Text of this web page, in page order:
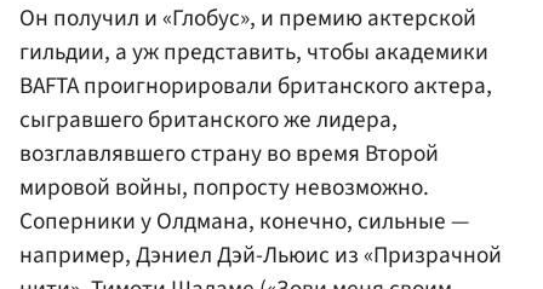
Он получил и «Глобус», и премию актерской
гильдии, а уж представить, чтобы академики
BAFTA проигнорировали британского актера,
сыгравшего британского же лидера,
возглавлявшего страну во время Второй
мировой войны, попросту невозможно.
Соперники у Олдмана, конечно, сильные —
например, Дэниел Дэй-Льюис из «Призрачной